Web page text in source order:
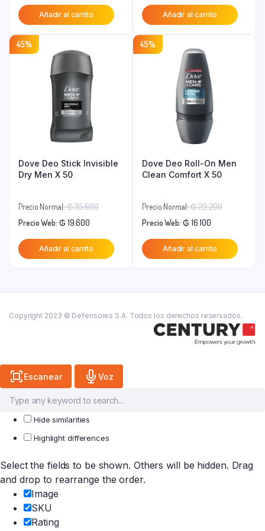
original
era:
₲ 61.800.
precio
actual
Añadir al carrito
original
era:
precio
actual
Añadir al carrito
45%
Dove Deo Stick Invisible
Dry Men X 50
Precio Normal:₲35.600El
original
era:
Precio Web: ₲ 19.600
precio
actual
Añadir al carrito
45%
Dove Deo Roll-On Men
Clean Comfort X 50
Precio Normal:₲29.200El
original
era:
Precio Web: ₲ 16.100
precio
actual
Añadir al carrito
Copyright 2023 © Defensores S.A. Todos los derechos reservados.
Escanear Voz
Hide similarities
Highlight differences
Select the fields to be shown. Others will be hidden. Drag
and drop to rearrange the order.
Image
SKU
Rating